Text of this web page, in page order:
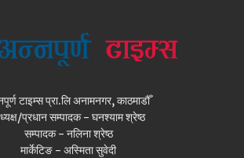
टाइम्स प्रा.लि अनामनगर, काठमाडौँ
प्रधान सम्पादक - घनश्याम श्रेष्ठ
सम्पादक - नलिना श्रेष्ठ
मार्केटिङ - अस्मिता सुवेदी